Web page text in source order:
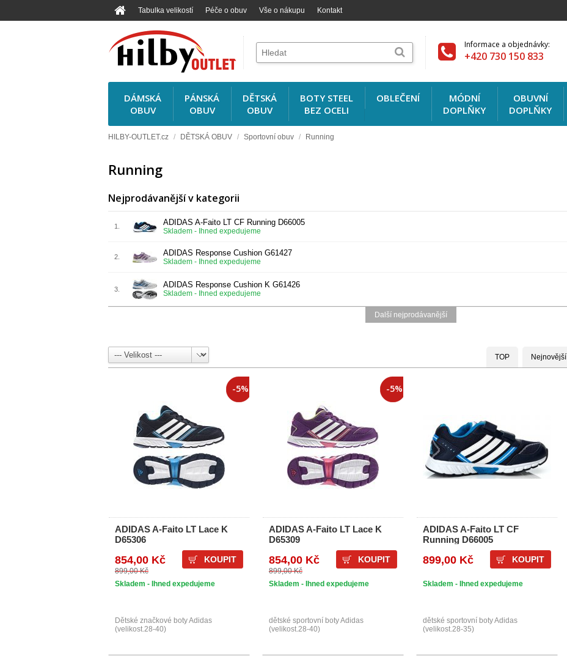
Tabulka velikostí Péče o obuv Vše o nákupu Kontakt
Informace a objednávky:
+420 730 150 833
DÁMSKÁ
OBUV
PÁNSKÁ
OBUV
DĚTSKÁ
OBUV
BOTY STEEL
BEZ OCELI
OBLEČENÍ
MÓDNÍ
DOPLŇKY
OBUVNÍ
DOPLŇKY
HILBY-OUTLET.cz / DĚTSKÁ OBUV / Sportovní obuv / Running
Running
Nejprodávanější v kategorii
1. ADIDAS A-Faito LT CF Running D66005
Skladem - Ihned expedujeme
2. ADIDAS Response Cushion G61427
Skladem - Ihned expedujeme
3. ADIDAS Response Cushion K G61426
Skladem - Ihned expedujeme
Další nejprodávanější
TOP Nejnovější
-5%
ADIDAS A-Faito LT Lace K
D65306
854,00 Kč
899,00 Kč
KOUPIT
Skladem - Ihned expedujeme
Dětské značkové boty Adidas
(velikost.28-40)
-5%
ADIDAS A-Faito LT Lace K
D65309
854,00 Kč
899,00 Kč
KOUPIT
Skladem - Ihned expedujeme
dětské sportovní boty Adidas
(velikost.28-40)
ADIDAS A-Faito LT CF
Running D66005
899,00 Kč KOUPIT
Skladem - Ihned expedujeme
dětské sportovní boty Adidas
(velikost.28-35)